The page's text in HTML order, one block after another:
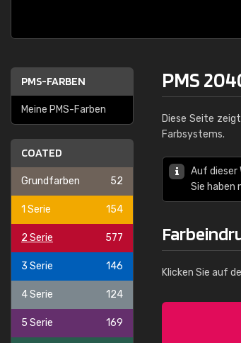
PMS-FARBEN
Meine PMS-Farben
COATED
Grundfarben 52
1 Serie 154
2 Serie 577
3 Serie 146
4 Serie 124
5 Serie 169
PMS
Diese Seite
Farbsystems.
Auf dieser
Sie haben
Klicken Sie auf